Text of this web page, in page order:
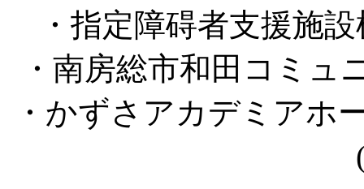
・指定障碍者支援施
・南房総市和田コミュ
・かずさアカデミアホ